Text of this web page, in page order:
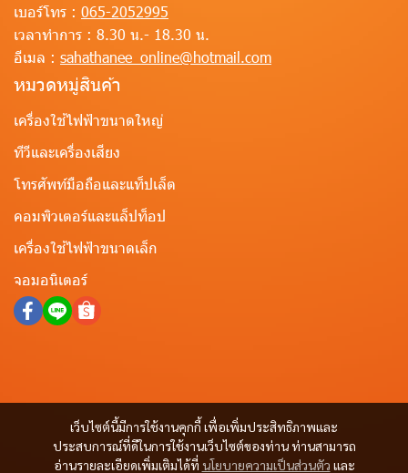
เว็บไซต์นี้มีการใช้งานคุกกี้ เพื่อเพิ่มประสิทธิภาพและ
ประสบการณ์ที่ดีในการใช้งานเว็บไซต์ของท่าน ท่านสามารถ
อ่านรายละเอียดเพิ่มเติมได้ที่ นโยบายความเป็นส่วนตัว และ
เบอร์โทร : 065-2052995
เวลาทำการ : 8.30 น.- 18.30 น.
อีเมล : sahathanee_online@hotmail.com
หมวดหมู่สินค้า
เครื่องใช้ไฟฟ้าขนาดใหญ่
ทีวีและเครื่องเสียง
โทรศัพท์มือถือและแท็ปเล็ต
คอมพิวเตอร์และแล็ปท็อป
เครื่องใช้ไฟฟ้าขนาดเล็ก
จอมอนิเตอร์